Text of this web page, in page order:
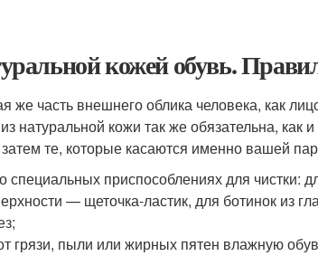
кожей обувь.
же часть внешнего облика человека, как
натуральной кожи так же обязательна, как
те, которые касаются именно вашей
специальных приспособлениях для чистки:
— щеточка-ластик, для ботинок из
грязи, пыли или жирных пятен влажную